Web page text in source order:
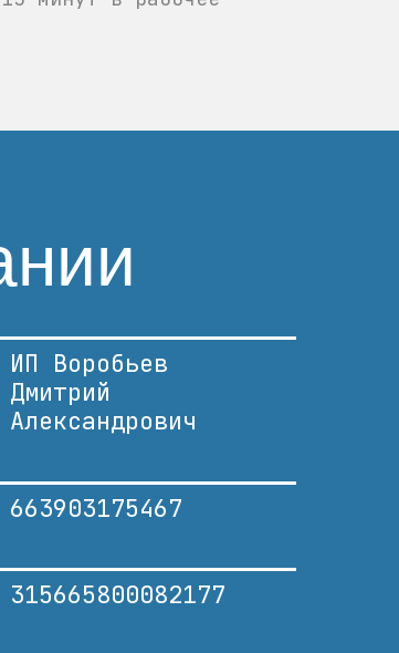
315665800082177
663903175467
ИП Воробьев
Дмитрий
Александрович